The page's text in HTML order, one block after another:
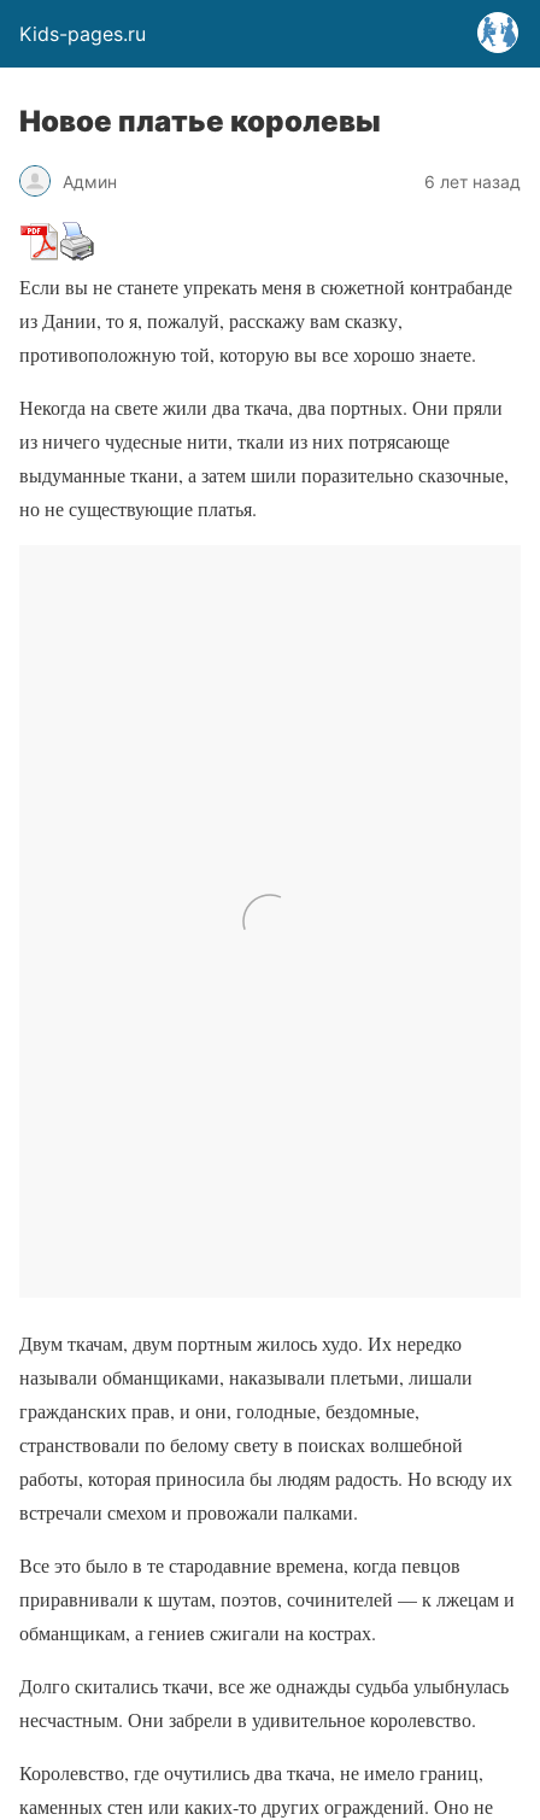
Kids-pages.ru
Новое платье королевы
Админ 6 лет назад
Если вы не станете упрекать меня в сюжетной контрабанде
из Дании, то я, пожалуй, расскажу вам сказку,
противоположную той, которую вы все хорошо знаете.
Некогда на свете жили два ткача, два портных. Они пряли
из ничего чудесные нити, ткали из них потрясающе
выдуманные ткани, а затем шили поразительно сказочные,
но не существующие платья.
Двум ткачам, двум портным жилось худо. Их нередко
называли обманщиками, наказывали плетьми, лишали
гражданских прав, и они, голодные, бездомные,
странствовали по белому свету в поисках волшебной
работы, которая приносила бы людям радость. Но всюду их
встречали смехом и провожали палками.
Все это было в те стародавние времена, когда певцов
приравнивали к шутам, поэтов, сочинителей — к лжецам и
обманщикам, а гениев сжигали на кострах.
Долго скитались ткачи, все же однажды судьба улыбнулась
несчастным. Они забрели в удивительное королевство.
Королевство, где очутились два ткача, не имело границ,
каменных стен или каких-то других ограждений. Оно не